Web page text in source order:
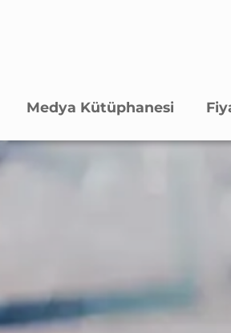
Medya Kütüphanesi